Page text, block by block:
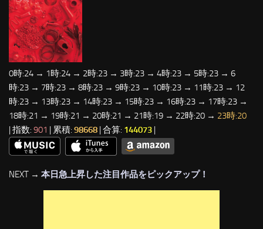
0時:24 → 1時:24 → 2時:23 → 3時:23 → 4時:23 → 5時:23 → 6
時:23 → 7時:23 → 8時:23 → 9時:23 → 10時:23 → 11時:23 → 12
時:23 → 13時:23 → 14時:23 → 15時:23 → 16時:23 → 17時:23 →
18時:21 → 19時:21 → 20時:21 → 21時:19 → 22時:20 → 23時:20
| 指数: 901 | 累積: 98668 | 合算: 144073 |
NEXT → 本日急上昇した注目作品をピックアップ！